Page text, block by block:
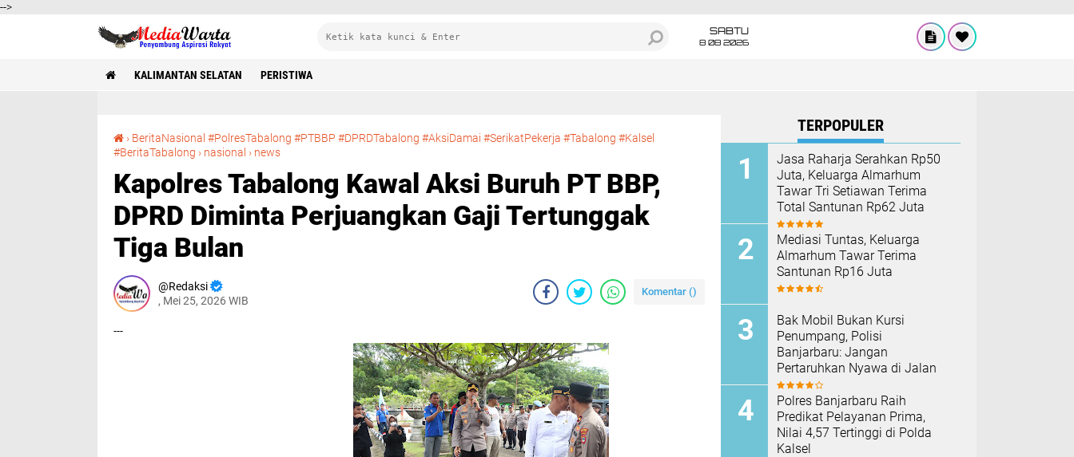
-->
SABTU
8 08 2026
KALIMANTAN SELATAN PERISTIWA
› BeritaNasional #PolresTabalong #PTBBP #DPRDTabalong #AksiDamai #SerikatPekerja #Tabalong #Kalsel
#BeritaTabalong › nasional › news
Kapolres Tabalong Kawal Aksi Buruh PT BBP,
DPRD Diminta Perjuangkan Gaji Tertunggak
Tiga Bulan
Redaksi
, Mei 25, 2026 WIB
Komentar ()
---
TERPOPULER
Jasa Raharja Serahkan Rp50
Juta, Keluarga Almarhum
Tawar Tri Setiawan Terima
Total Santunan Rp62 Juta
Mediasi Tuntas, Keluarga
Almarhum Tawar Terima
Santunan Rp16 Juta
Bak Mobil Bukan Kursi
Penumpang, Polisi
Banjarbaru: Jangan
Pertaruhkan Nyawa di Jalan
Polres Banjarbaru Raih
Predikat Pelayanan Prima,
Nilai 4,57 Tertinggi di Polda
Kalsel